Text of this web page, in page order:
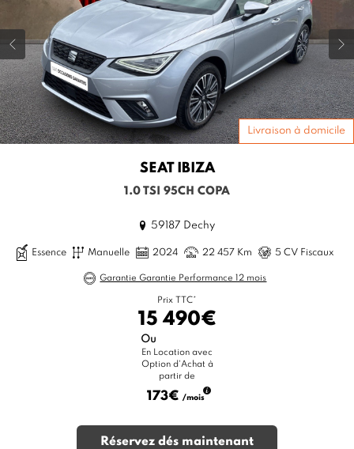
Livraison à domicile
SEAT IBIZA
1.0 TSI 95CH COPA
59187 Dechy
Essence Manuelle 2024 22 457 Km 5 CV Fiscaux
Garantie Garantie Performance 12 mois
Prix TTC*
15 490€
Ou
En Location avec
Option d'Achat à
partir de
173€ /mois
Réservez dés maintenant